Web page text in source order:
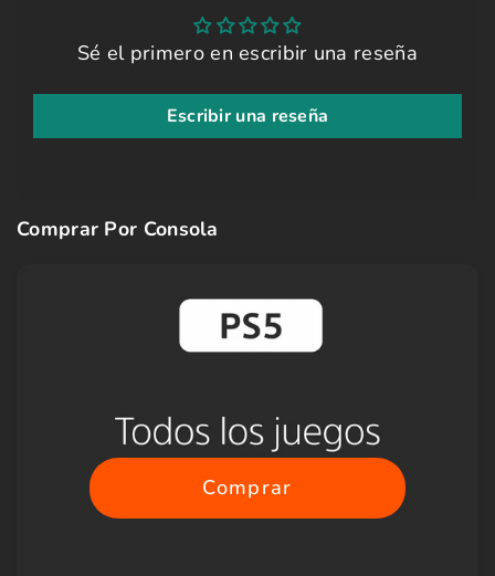
Sé el primero en escribir una reseña
Escribir una reseña
Comprar Por Consola
Comprar